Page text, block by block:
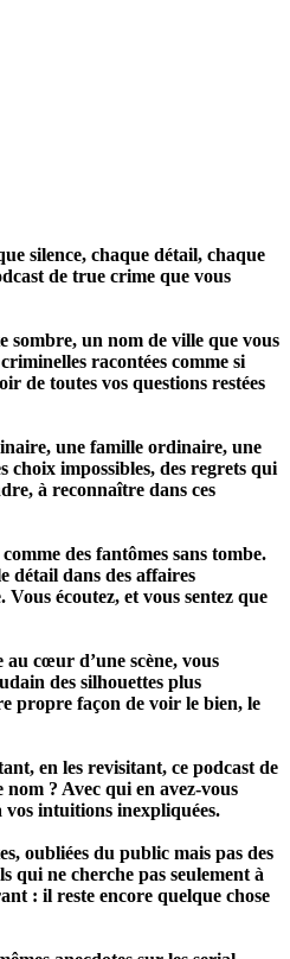
silence, chaque détail, chaque
de true crime que vous
sombre, un nom de ville que vous
racontées comme si
de toutes vos questions restées
une famille ordinaire, une
impossibles, des regrets qui
à reconnaître dans ces
des fantômes sans tombe.
détail dans des affaires
écoutez, et vous sentez que
cœur d’une scène, vous
des silhouettes plus
propre façon de voir le bien, le
en les revisitant, ce podcast de
? Avec qui en avez-vous
vos intuitions inexpliquées.
oubliées du public mais pas des
qui ne cherche pas seulement à
: il reste encore quelque chose